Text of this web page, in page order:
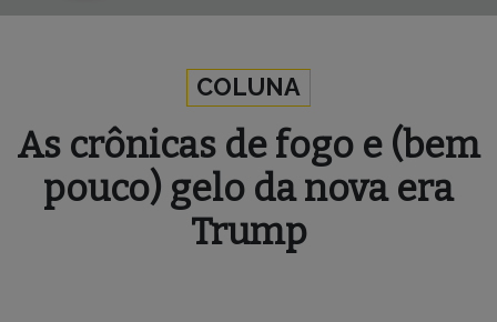
COLUNA
As crônicas de fogo e (bem
pouco) gelo da nova era
Trump